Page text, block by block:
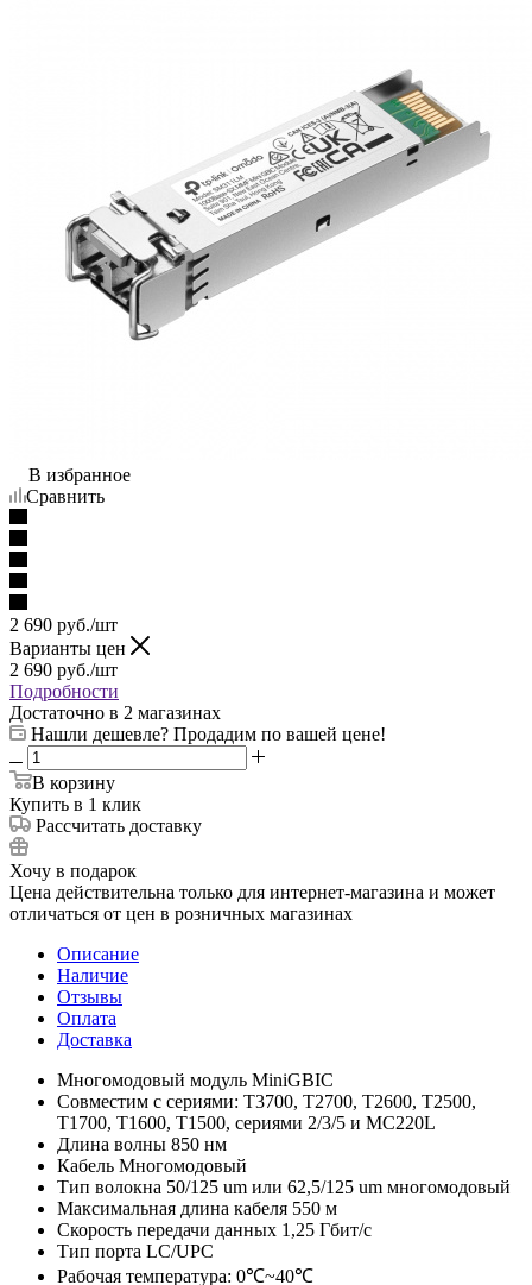
В избранное
Сравнить
2 690 руб./шт
Варианты цен
2 690 руб./шт
Подробности
Достаточно в 2 магазинах
Нашли дешевле? Продадим по вашей цене!
В корзину
Купить в 1 клик
Рассчитать доставку
Хочу в подарок
Цена действительна только для интернет-магазина и может
отличаться от цен в розничных магазинах
Описание
Наличие
Отзывы
Оплата
Доставка
Многомодовый модуль MiniGBIC
Совместим с сериями: T3700, T2700, T2600, T2500,
T1700, T1600, T1500, сериями 2/3/5 и MC220L
Длина волны 850 нм
Кабель Многомодовый
Тип волокна 50/125 um или 62,5/125 um многомодовый
Максимальная длина кабеля 550 м
Скорость передачи данных 1,25 Гбит/с
Тип порта LC/UPC
Рабочая температура: 0℃~40℃